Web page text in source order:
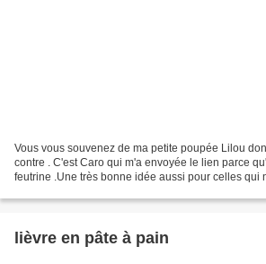
Vous vous souvenez de ma petite poupée Lilou
contre . C'est Caro qui m'a envoyée le lien parce
feutrine .Une très bonne idée aussi pour celles qui
lièvre en pâte à pain